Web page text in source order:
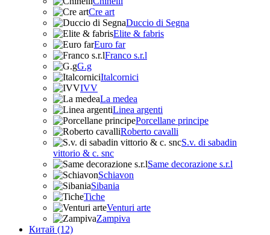
Cre art
Duccio di Segna
Elite & fabris
Euro far
Franco s.r.l
G.g
Italcornici
IVV
La medea
Linea argenti
Porcellane principe
Roberto cavalli
S.v. di sabadin
vittorio & c. snc
Same decorazione s.r.l
Schiavon
Sibania
Tiche
Venturi arte
Zampiva
Китай (12)